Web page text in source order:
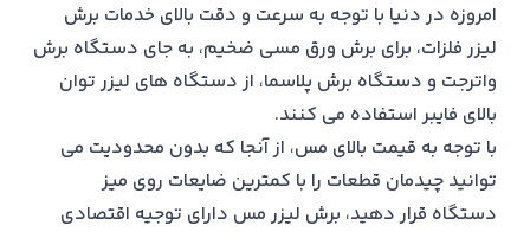
امروزه در دنیا با توجه به سرعت و دقت بالای خدمات برش
لیزر فلزات، برای برش ورق مسی ضخیم، به جای دستگاه برش
واترجت و دستگاه برش پلاسما، از دستگاه های لیزر توان
بالای فایبر استفاده می کنند.
با توجه به قیمت بالای مس، از آنجا که بدون محدودیت می
توانید چیدمان قطعات را با کمترین ضایعات روی میز
دستگاه قرار دهید، برش لیزر مس دارای توجیه اقتصادی